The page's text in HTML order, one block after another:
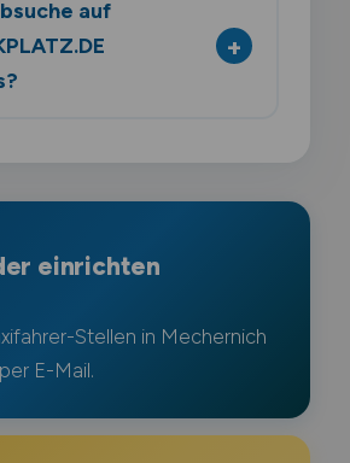
auf
einrichten
Stellen in Mechernich
E-Mail.